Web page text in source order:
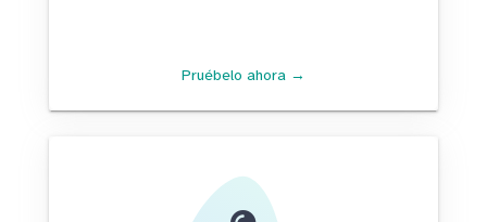
Pruébelo ahora →